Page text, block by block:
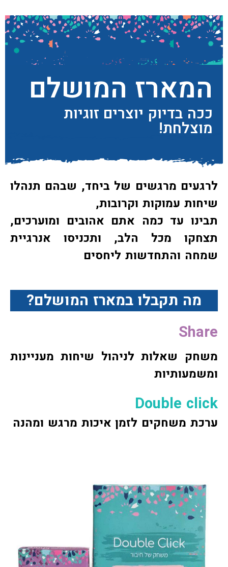
המארז המושלם
ככה בדיוק יוצרים זוגיות
מוצלחת!
לרגעים מרגשים של ביחד, שבהם תנהלו
שיחות עמוקות וקרובות,
תבינו עד כמה אתם אהובים ומוערכים,
תצחקו מכל הלב, ותכניסו אנרגיית
שמחה והתחדשות ליחסים
מה תקבלו במארז המושלם?
Share
משחק שאלות לניהול שיחות מעניינות
ומשמעותיות
Double click
ערכת משחקים לזמן איכות מרגש ומהנה